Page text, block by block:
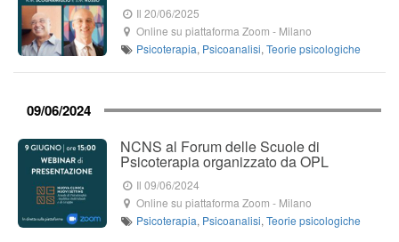
Il 20/06/2025
Online su piattaforma Zoom - Milano
Psicoterapia, Psicoanalisi,Teorie psicologiche
09/06/2024
NCNS al Forum delle Scuole di
Psicoterapia organizzato da OPL
Il 09/06/2024
Online su piattaforma Zoom - Milano
Psicoterapia, Psicoanalisi,Teorie psicologiche